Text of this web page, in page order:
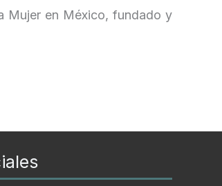
Mujer en México, fundado y